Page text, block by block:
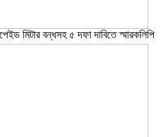
মিটার বন্ধসহ ৫ দফা দাবিতে স্মারকলিপি